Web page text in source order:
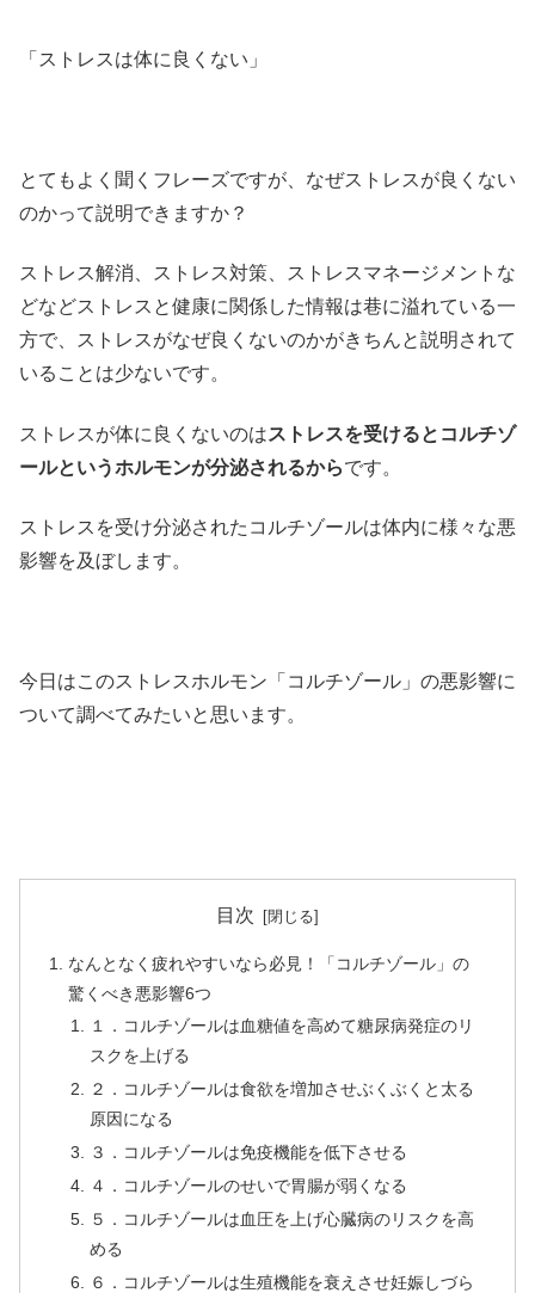
「ストレスは体に良くない」
とてもよく聞くフレーズですが、なぜストレスが良くない
のかって説明できますか？
ストレス解消、ストレス対策、ストレスマネージメントな
どなどストレスと健康に関係した情報は巷に溢れている一
方で、ストレスがなぜ良くないのかがきちんと説明されて
いることは少ないです。
ストレスが体に良くないのはストレスを受けるとコルチゾ
ールというホルモンが分泌されるからです。
ストレスを受け分泌されたコルチゾールは体内に様々な悪
影響を及ぼします。
今日はこのストレスホルモン「コルチゾール」の悪影響に
ついて調べてみたいと思います。
目次
なんとなく疲れやすいなら必見！「コルチゾール」の
驚くべき悪影響6つ
１．コルチゾールは血糖値を高めて糖尿病発症のリ
スクを上げる
２．コルチゾールは食欲を増加させぶくぶくと太る
原因になる
３．コルチゾールは免疫機能を低下させる
４．コルチゾールのせいで胃腸が弱くなる
５．コルチゾールは血圧を上げ心臓病のリスクを高
める
６．コルチゾールは生殖機能を衰えさせ妊娠しづら